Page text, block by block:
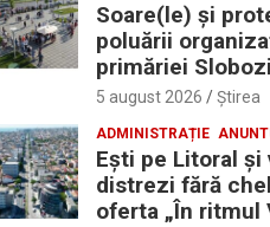
Soare(le) și
poluării
primăriei
5 august 2026 Ştirea
ADMINISTRAȚIE
Eşti pe Litoral şi
distrezi fără
oferta „În ritmul